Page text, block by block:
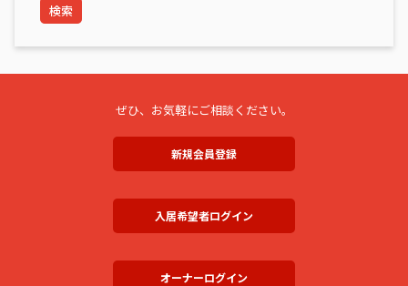
検索
ぜひ、お気軽にご相談ください。
新規会員登録
入居希望者ログイン
オーナーログイン